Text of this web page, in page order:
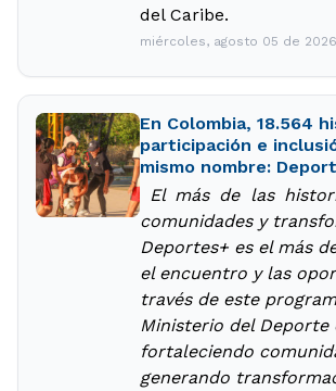
del Caribe.
miércoles, agosto 05 de 2026
En Colombia, 18.564
participación e
mismo nombre:
El más de las
comunidades y
Deportes+ es el más
el encuentro y las
través de este
Ministerio del Deporte
fortaleciendo
generando